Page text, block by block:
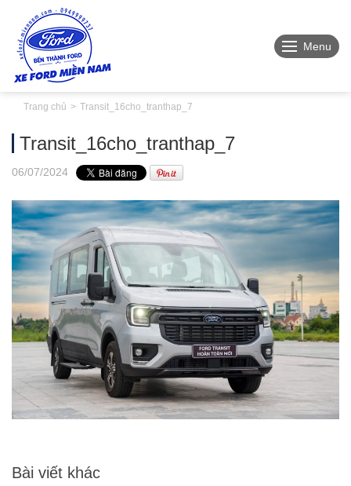
Menu
Trang chủ Transit_16cho_tranthap_7
Transit_16cho_tranthap_7
06/07/2024
Bài viết khác